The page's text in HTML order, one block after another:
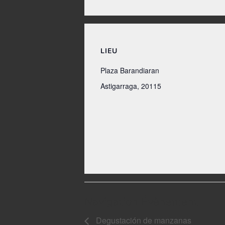
LIEU
Plaza Barandiaran
Astigarraga, 20115
Degustación de manzanas